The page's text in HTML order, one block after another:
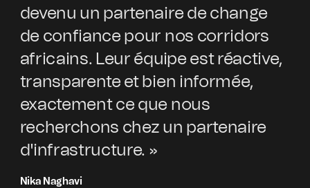
devenu un partenaire de change
de confiance pour nos corridors
africains. Leur équipe est réactive,
transparente et bien informée,
exactement ce que nous
recherchons chez un partenaire
d'infrastructure. »
Nika Naghavi